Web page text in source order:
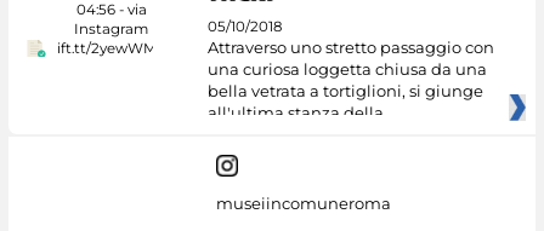
05/10/2018
Attraverso uno stretto passaggio con
una curiosa loggetta chiusa da una
bella vetrata a tortiglioni, si giunge
all'ultima stanza della
museiincomuneroma